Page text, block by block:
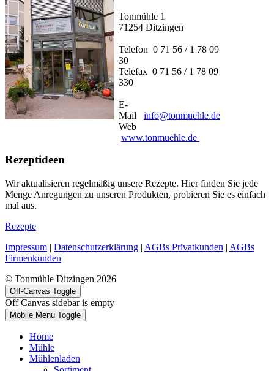
Tonmühle 1
71254 Ditzingen
Telefon 0 71 56 / 1 78 09
30
Telefax 0 71 56 / 1 78 09
330
E-
Mail
info@tonmuehle.de
Web
www.tonmuehle.de
Rezeptideen
Wir aktualisieren regelmäßig unsere Rezepte. Hier finden Sie jede
Menge Anregungen zu unseren Produkten, probieren Sie es einfach
mal aus.
Rezepte
Impressum | Datenschutzerklärung | AGBs Privatkunden | AGBs
Firmenkunden
© Tonmühle Ditzingen 2026
Off-Canvas Toggle
Off Canvas sidebar is empty
Mobile Menu Toggle
Home
Mühle
Mühlenladen